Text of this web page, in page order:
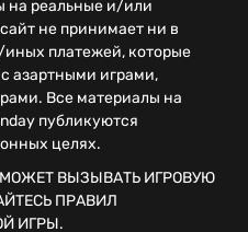
на реальные и/или
не принимает ни в
иных платежей, которые
азартными играми,
Все материалы на
публикуются
целях.
ВЫЗЫВАТЬ ИГРОВУЮ
ПРАВИЛ
ИГРЫ.